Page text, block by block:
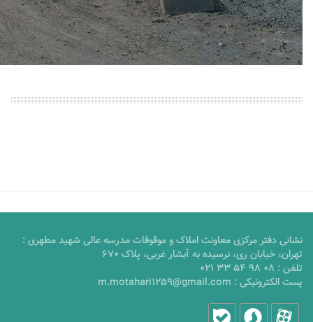
نشانی دفتر مرکزی معاونت املاک و موقوفات مدرسه عالی شهید مطهری :
تهران، خیابان ری، نرسیده به آبشار غربی، پلاک 670
تلفن : 021 33 54 98 08
پست الکترونیکی : m.motahari1259@gmail.com